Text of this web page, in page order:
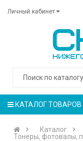
Личный кабинет
КАТАЛОГ ТОВАРОВ
Каталог
Тонеры, фотовалы,